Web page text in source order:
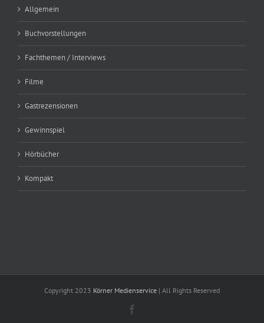
Allgemein
Buchvorstellungen
Fachthemen / Interviews
Filme
Gastrezensionen
Gewinnspiel
Hörbücher
Kompakt
Copyright 2023 Körner Medienservice | All Rights Reserved